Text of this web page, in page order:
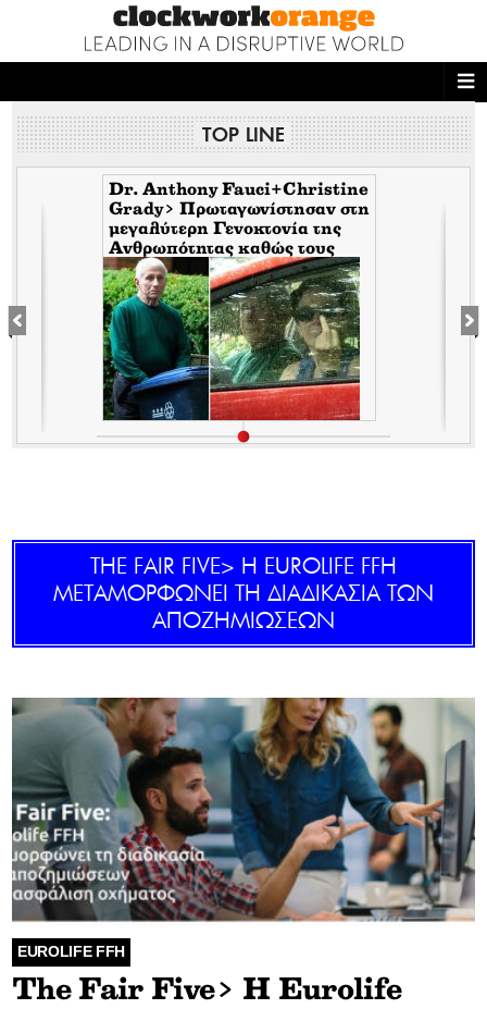
NEWS DESK
THE ONES WHO DO
MAGAZINE
SOOZIE’S FRIENDS
TECH
HEALTH
MEDIALAND
DRIVE
SPORTS
DIA Y NOCHE
TOP LINE
Dr. Anthony Fauci+Christine
Grady> Πρωταγωνίστησαν στη
μεγαλύτερη Γενοκτονία της
Ανθρωπότητας καθώς τους
κάλυπταν οι μηντιακές
ερπύστριες του deep state.
Τώρα η σύζυγος υψώνει το
δάχτυλο στους φωτορεπόρτερ
THE FAIR FIVE> H EUROLIFE FFH
ΜΕΤΑΜΟΡΦΩΝΕΙ ΤΗ ΔΙΑΔΙΚΑΣΙΑ ΤΩΝ
ΑΠΟΖΗΜΙΩΣΕΩΝ
EUROLIFE FFH
The Fair Five> H Eurolife